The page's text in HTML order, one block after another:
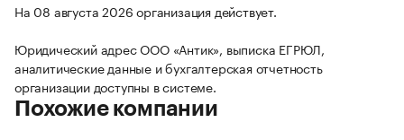
На 08 августа 2026 организация действует.
Юридический адрес ООО «Антик», выписка ЕГРЮЛ,
аналитические данные и бухгалтерская отчетность
организации доступны в системе.
Похожие компании